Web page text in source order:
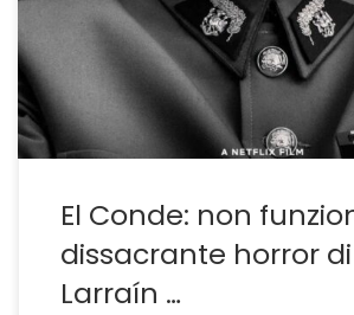
sceneggiatura alla recente mostra
come nelle sue migliori tradizioni
conseguenze di ciò che è […]
El Conde: non
dissacrante horror
Larraín …